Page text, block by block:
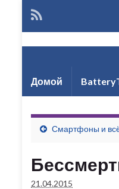
Домой
Смартфоны и
21.04.2015